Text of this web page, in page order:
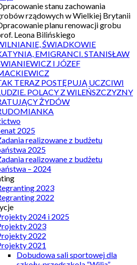
stanu zachowania
rządowych w Wielkiej Brytanii
planu renowacji grobu
Leona Bilińskiego
ŚWIADKOWIE
EMIGRANCI. STANISŁAW
I JÓZEF
TERAZ POSTĘPUJĄ UCZCIWI
POLACY Z WILEŃSZCZYZNY
ŻYDÓW
2025
realizowane z budżetu
2025
realizowane z budżetu
– 2024
2023
2022
2024 i 2025
2023
2022
2021
Dobudowa sali sportowej dla